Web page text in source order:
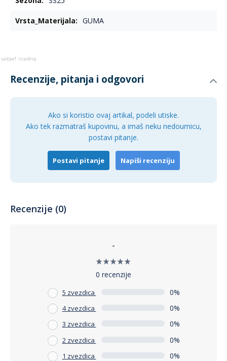
GUMA
Recenzije, pitanja i odgovori
Ako si koristio ovaj artikal, podeli utiske.
Ako tek razmatraš kupovinu, a imaš neku nedoumicu,
postavi pitanje.
Postavi pitanje Napiši recenziju
Recenzije (0)
-
0 recenzije
5 zvezdica 0%
4 zvezdica 0%
3 zvezdica 0%
2 zvezdica 0%
1 zvezdica 0%